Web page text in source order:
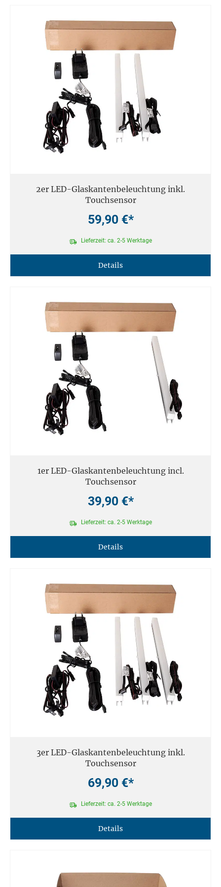
2er LED-Glaskantenbeleuchtung inkl.
Touchsensor
59,90 €*
Lieferzeit: ca. 2-5 Werktage
Details
1er LED-Glaskantenbeleuchtung incl.
Touchsensor
39,90 €*
Lieferzeit: ca. 2-5 Werktage
Details
3er LED-Glaskantenbeleuchtung inkl.
Touchsensor
69,90 €*
Lieferzeit: ca. 2-5 Werktage
Details